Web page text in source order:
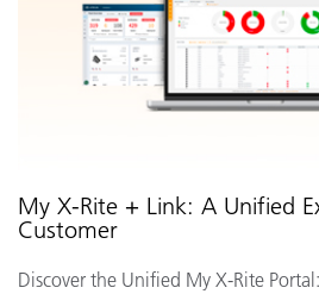
My X-Rite + Link: A Unified
Customer
Discover the Unified My X-Rite